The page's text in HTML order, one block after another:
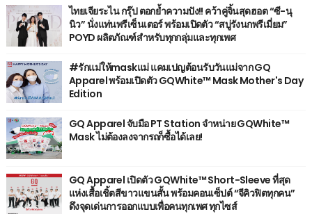
ไทยเจียระไน กรุ๊ป ตอกย้ำความปัง!! คว้าคู่จิ้นสุดฮอต “ซี-นุ
นิว” นั่งแท่นพรีเซ็นเตอร์ พร้อมเปิดตัว “สบู่รังนกพรีเมี่ยม”
POYD ผลิตภัณฑ์สำหรับทุกกลุ่มและทุกเพศ
#รักแม่ให้maskแม่ แคมเปญต้อนรับวันแม่จาก GQ
Apparel พร้อมเปิดตัว GQWhite™ Mask Mother's Day
Edition
GQ Apparel จับมือ PT Station จำหน่าย GQWhite™
Mask ไม่ต้องลงจากรถก็ซื้อได้เลย!
GQ Apparel เปิดตัว GQWhite™ Short-Sleeve ที่สุด
แห่งเสื้อเชิ้ตสีขาวแขนสั้น พร้อมคอนเซ็ปต์ “จีคิวฟิตทุกคน”
ดึงจุดเด่นการออกแบบเพื่อคนทุกเพศ ทุกไซส์